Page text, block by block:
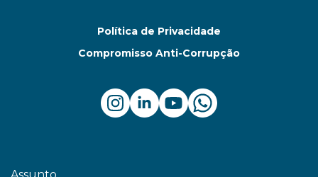
Política de Privacidade
Compromisso Anti-Corrupção